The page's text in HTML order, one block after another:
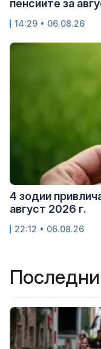
пенсиите за
14:29 • 06.08.26
4 зодии
август 2026 г.
22:12 • 06.08.26